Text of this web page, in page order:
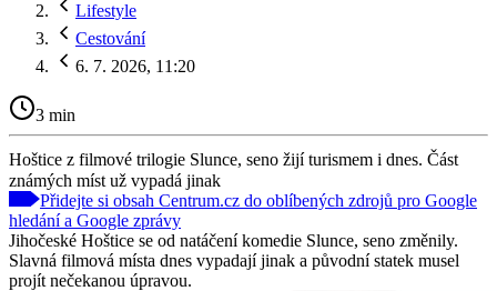
Lifestyle
Cestování
6. 7. 2026, 11:20
3 min
Hoštice z filmové trilogie Slunce, seno žijí turismem i dnes. Část
známých míst už vypadá jinak
Přidejte si obsah Centrum.cz do oblíbených zdrojů pro Google
hledání a Google zprávy
Jihočeské Hoštice se od natáčení komedie Slunce, seno změnily.
Slavná filmová místa dnes vypadají jinak a původní statek musel
projít nečekanou úpravou.